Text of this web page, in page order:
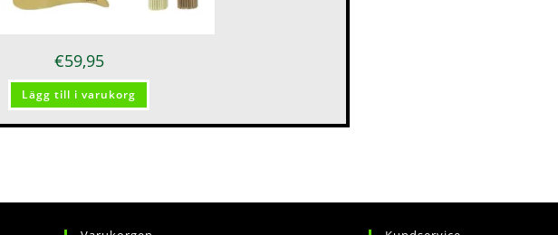
€59,95
Lägg till i varukorg